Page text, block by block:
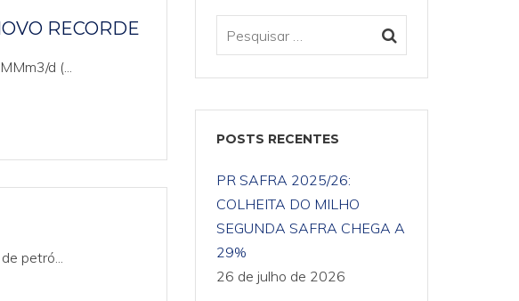
RECORDE
d (...
petró...
POSTS RECENTES
PR SAFRA 2025/26:
COLHEITA DO MILHO
SEGUNDA SAFRA CHEGA A
29%
26 de julho de 2026